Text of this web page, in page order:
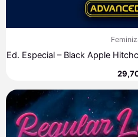
Ed. Especial – Black Apple